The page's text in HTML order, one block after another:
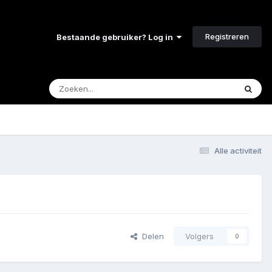
Bestaande gebruiker? Log in Registreren
Alle activiteit
Delen Volgers 0